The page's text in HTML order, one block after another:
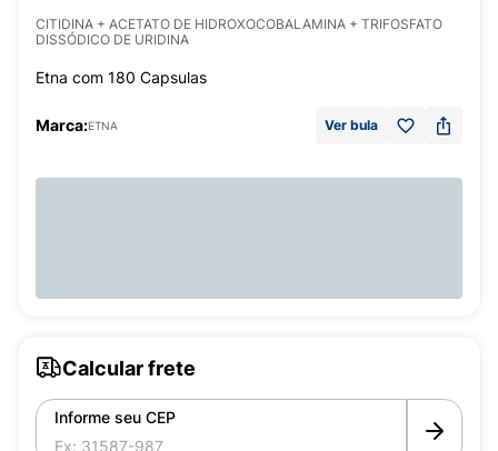
CITIDINA + ACETATO DE HIDROXOCOBALAMINA + TRIFOSFATO
DISSÓDICO DE URIDINA
Etna com 180 Capsulas
Marca:ETNA Ver bula
Calcular frete
Informe seu CEP